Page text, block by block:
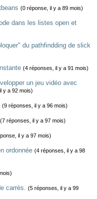
(0 réponse, il y a 89 mois)
dans les listes open et
du pathfindding de slick
(4 réponses, il y a 91 mois)
un jeu vidéo avec
y a 92 mois)
(9 réponses, il y a 96 mois)
(7 réponses, il y a 97 mois)
il y a 97 mois)
ordonnée (4 réponses, il y a 98
carrès. (5 réponses, il y a 99